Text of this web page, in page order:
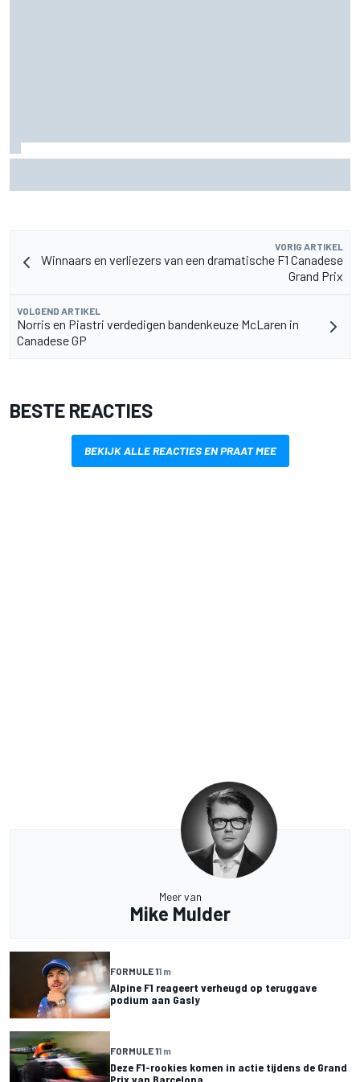
VORIG ARTIKEL
Winnaars en verliezers van een dramatische F1 Canadese
Grand Prix
VOLGEND ARTIKEL
Norris en Piastri verdedigen bandenkeuze McLaren in
Canadese GP
BESTE REACTIES
BEKIJK ALLE REACTIES EN PRAAT MEE
Meer van
Mike Mulder
FORMULE 11 m
Alpine F1 reageert verheugd op teruggave
podium aan Gasly
FORMULE 11 m
Deze F1-rookies komen in actie tijdens de Grand
Prix van Barcelona